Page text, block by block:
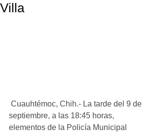
Villa
Cuauhtémoc, Chih.- La tarde del 9 de
septiembre, a las 18:45 horas,
elementos de la Policía Municipal